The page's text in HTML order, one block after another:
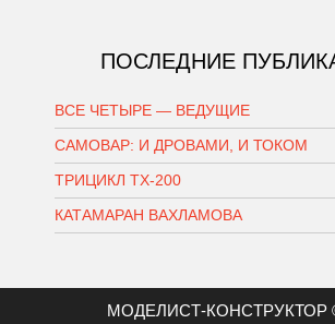
ПОСЛЕДНИЕ
ВСЕ ЧЕТЫРЕ — ВЕДУЩИЕ
САМОВАР: И ДРОВАМИ, И ТОКОМ
ТРИЦИКЛ ТХ-200
КАТАМАРАН ВАХЛАМОВА
МОДЕЛИСТ-КОНСТРУКТОР